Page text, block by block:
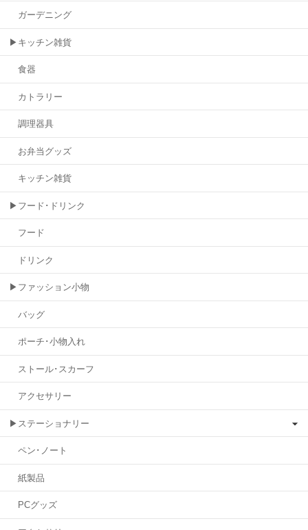
ガーデニング
▶キッチン雑貨
食器
カトラリー
調理器具
お弁当グッズ
キッチン雑貨
▶フード･ドリンク
フード
ドリンク
▶ファッション小物
バッグ
ポーチ･小物入れ
ストール･スカーフ
アクセサリー
▶ステーショナリー
ペン･ノート
紙製品
PCグッズ